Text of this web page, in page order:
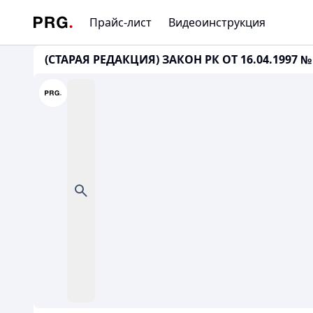
Прайс-лист Видеоинструкция
(СТАРАЯ РЕДАКЦИЯ) ЗАКОН РК ОТ 16.04.1997 №